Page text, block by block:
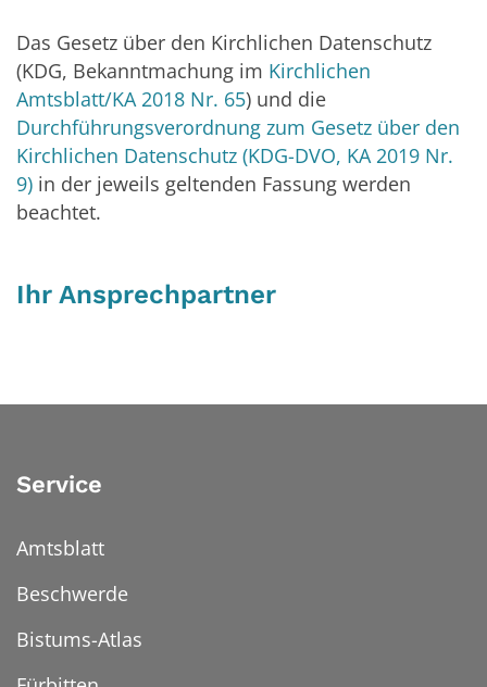
Das Gesetz über den Kirchlichen Datenschutz
(KDG, Bekanntmachung im Kirchlichen
Amtsblatt/KA 2018 Nr. 65) und die
Durchführungsverordnung zum Gesetz über den
Kirchlichen Datenschutz (KDG-DVO, KA 2019 Nr.
9) in der jeweils geltenden Fassung werden
beachtet.
Ihr Ansprechpartner
Service
Amtsblatt
Beschwerde
Bistums-Atlas